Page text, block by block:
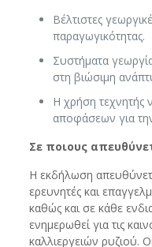
Βέλτιστες
παραγωγικότητας.
Συστήματα
στη βιώσιμη
Η χρήση τεχνητής
αποφάσεων για
Σε ποιους
Η εκδήλωση
ερευνητές και
καθώς και σε κάθε
ενημερωθεί για τις
καλλιεργειών ρυζιού.